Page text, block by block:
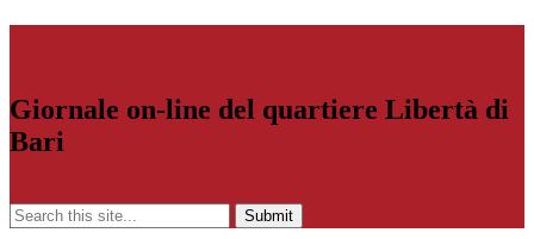
Giornale on-line del quartiere Libertà di
Bari